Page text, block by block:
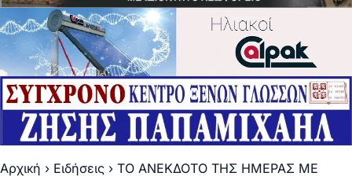
Αρχική › Ειδήσεις › ΤΟ ΑΝΕΚΔΟΤΟ ΤΗΣ ΗΜΕΡΑΣ ΜΕ